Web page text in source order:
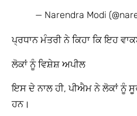
— Narendra Modi
ਪ੍ਰਧਾਨ ਮੰਤਰੀ ਨੇ ਕਿਹਾ ਕਿ ਇਹ
ਲੋਕਾਂ ਨੂੰ ਵਿਸ਼ੇਸ਼ ਅਪੀਲ
ਇਸ ਦੇ ਨਾਲ ਹੀ, ਪੀਐਮ ਨੇ ਲੋਕਾਂ ਨੂੰ
ਹਨ।